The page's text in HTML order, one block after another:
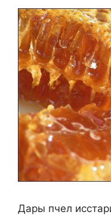
Дары пчел